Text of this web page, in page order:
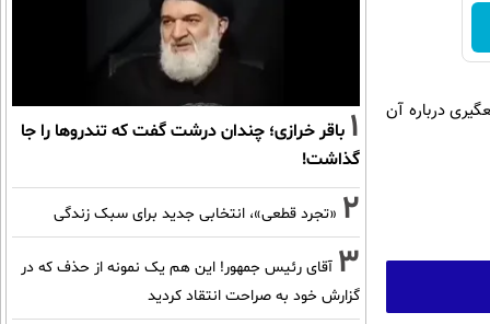
درباره آن 1 باقر خرازی؛ چندان درشت گفت که تندروها را جا
گذاشت!
2 «تجرد قطعی»، انتخابی جدید برای سبک زندگی
3 آقای رئیس جمهور! این هم یک نمونه از حذف که در
گزارش خود به صراحت انتقاد کردید